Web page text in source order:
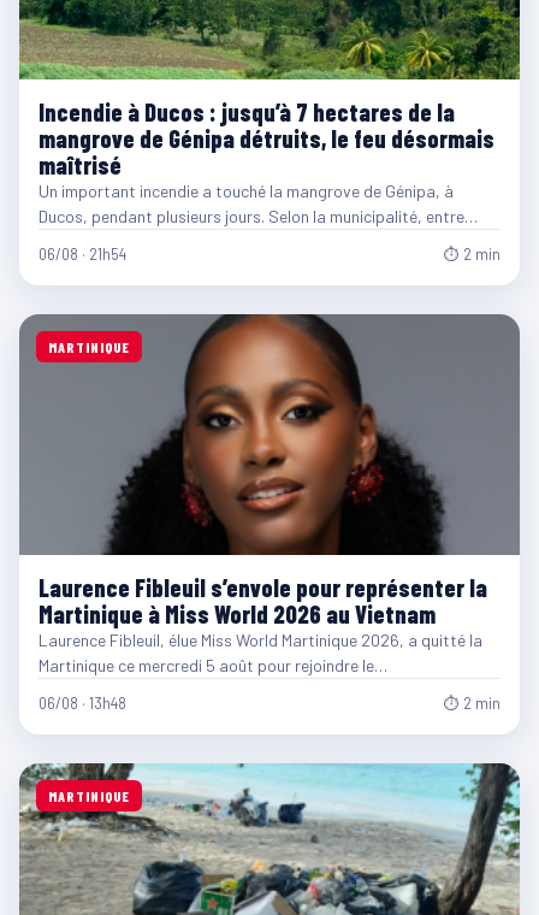
Incendie à Ducos : jusqu’à 7 hectares de la
mangrove de Génipa détruits, le feu désormais
maîtrisé
Un important incendie a touché la mangrove de Génipa, à
Ducos, pendant plusieurs jours. Selon la municipalité, entre…
06/08 · 21h54 ⏱ 2 min
MARTINIQUE
Laurence Fibleuil s’envole pour représenter la
Martinique à Miss World 2026 au Vietnam
Laurence Fibleuil, élue Miss World Martinique 2026, a quitté la
Martinique ce mercredi 5 août pour rejoindre le…
06/08 · 13h48 ⏱ 2 min
MARTINIQUE